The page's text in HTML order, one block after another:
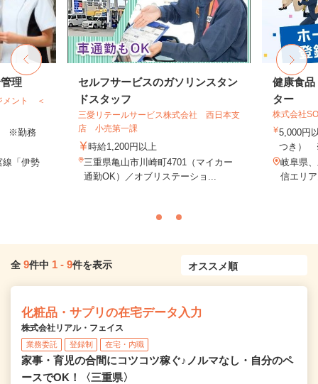
理
メント ＜
※勤務
線「伊勢
セルフサービスのガソリンスタン
ドスタッフ
三愛リテールサービス株式会社 西日本支
店 小売第一課
時給1,200円以上
三重県亀山市川崎町4701（マイカー
通勤OK）／オブリステーショ...
健康食品
ター
株式会社
5,000円
つき）
岐阜県
信エリ
全 9件中 1 - 9件を表示
化粧品・サプリの在宅データ入力
株式会社リアル・フェイス
業務委託 登録制 在宅・内職
家事・育児の合間にコツコツ稼ぐ♪ノルマなし・自分のペ
ースでOK！〈三重県〉